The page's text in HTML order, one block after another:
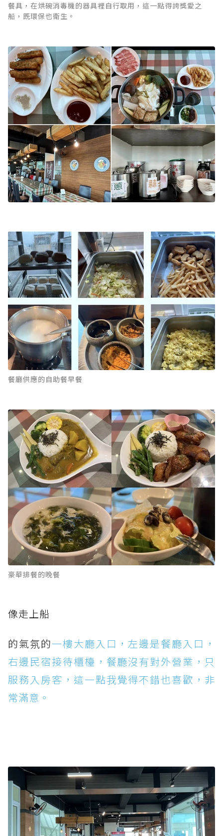
餐具，在烘碗消毒機的器具裡自行取用，這一點得誇獎愛之
船，既環保也衛生。
餐廳供應的自助餐早餐
豪華排餐的晚餐
像走上船
的氣氛的一樓大廳入口，左邊是餐廳入口，
右邊民宿接待櫃檯，餐廳沒有對外營業，只
服務入房客，這一點我覺得不錯也喜歡，非
常滿意。